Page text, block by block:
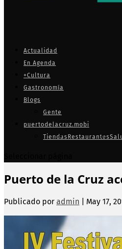
Actualidad
En Agenda
+Cultura
Gastronomía
Blogs
Gente
puertodelacruz.mobi
Tiendas Restaurantes
Puerto de la Cruz
Publicado por admin May 17,